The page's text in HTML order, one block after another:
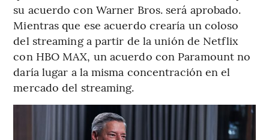
su acuerdo con Warner Bros. será aprobado.
Mientras que ese acuerdo crearía un coloso
del streaming a partir de la unión de Netflix
con HBO MAX, un acuerdo con Paramount no
daría lugar a la misma concentración en el
mercado del streaming.